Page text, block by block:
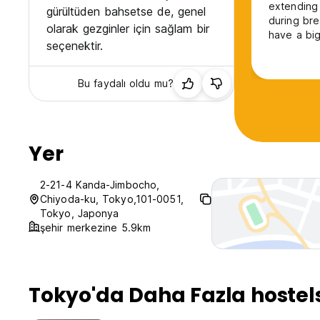
gürültüden bahsetse de, genel
olarak gezginler için sağlam bir
seçenektir.
Bu faydalı oldu mu?
during
have a
!!!
Yer
2-21-4 Kanda-Jimbocho,
Chiyoda-ku, Tokyo,101-0051,
Tokyo, Japonya
şehir merkezine 5.9km
Tokyo'da Daha Fazla